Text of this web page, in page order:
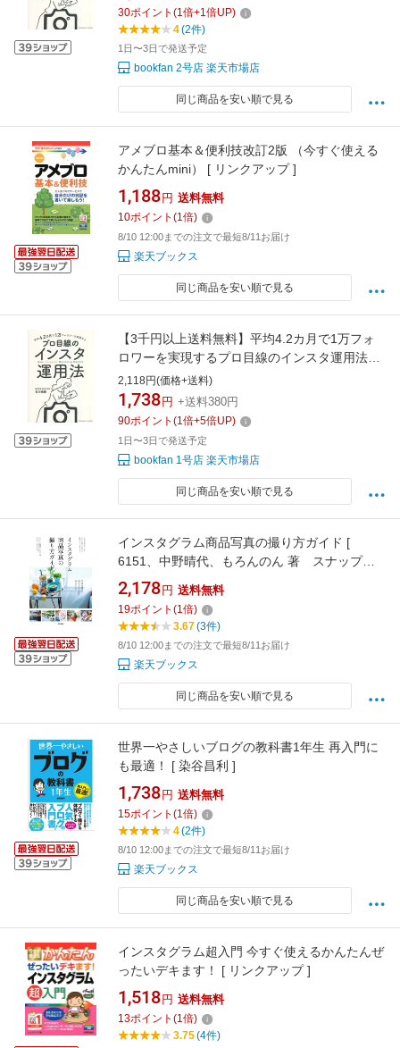
30ポイント (1倍+1倍UP)
4(2件)
1日〜3日で発送予定
bookfan 2号店 楽天市場店
同じ商品を安い順で見る
アメブロ基本＆便利技改訂2版 （今すぐ使える
かんたんmini） [ リンクアップ ]
1,188 円 送料無料
10ポイント (1倍)
8/10 12:00までの注文で最短8/11お届け
楽天ブックス
同じ商品を安い順で見る
【3千円以上送料無料】平均4.2カ月で1万フォ
ロワーを実現するプロ目線のインスタ運用法／
石川侑輝
2,118円(価格+送料)
1,738 円 +送料380円
90ポイント (1倍+5倍UP)
1日〜3日で発送予定
bookfan 1号店 楽天市場店
同じ商品を安い順で見る
インスタグラム商品写真の撮り方ガイド [
6151、中野晴代、もろんのん 著 スナップマ
ート株式会社 監修 ]
2,178 円 送料無料
19ポイント (1倍)
3.67(3件)
8/10 12:00までの注文で最短8/11お届け
楽天ブックス
同じ商品を安い順で見る
世界一やさしいブログの教科書1年生 再入門に
も最適！ [ 染谷昌利 ]
1,738 円 送料無料
15ポイント (1倍)
4(2件)
8/10 12:00までの注文で最短8/11お届け
楽天ブックス
同じ商品を安い順で見る
インスタグラム超入門 今すぐ使えるかんたんぜ
ったいデキます！ [ リンクアップ ]
1,518 円 送料無料
13ポイント (1倍)
3.75(4件)